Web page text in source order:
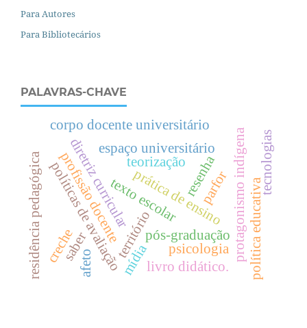
Para Autores
Para Bibliotecários
PALAVRAS-CHAVE
resenha
território
diretriz curricularprática de ensino
texto escolar
políticas de avaliação
espaço universitário
pós-graduação protagonismo indígena
saber
corpo docente universitário
política educativa
mídia
residência pedagógica livro didático.
parfor
creche psicologia
profissão docente tecnologias
teorização
afeto